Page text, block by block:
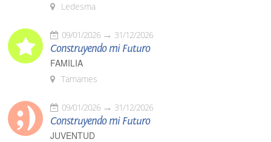
Ledesma
09/01/2026 31/12/2026
Construyendo mi Futuro
FAMILIA
Tamames
09/01/2026 31/12/2026
Construyendo mi Futuro
JUVENTUD